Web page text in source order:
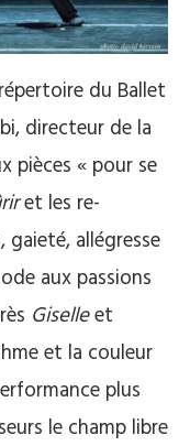
du Ballet
directeur de la
pièces « pour se
et les re-
allégresse
aux passions
Giselleet
et la couleur
plus
le champ libre